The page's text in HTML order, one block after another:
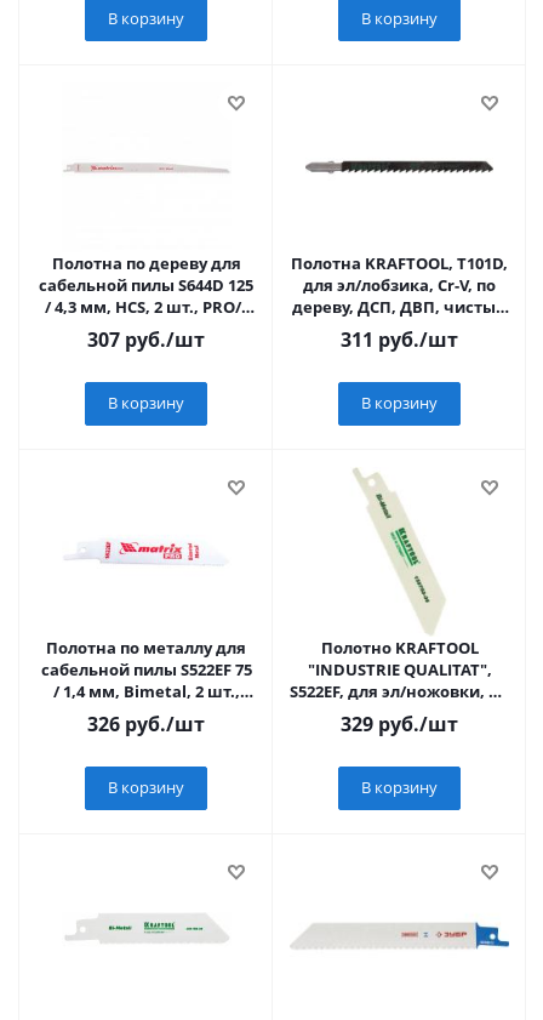
В корзину В корзину
Полотна по дереву для
сабельной пилы S644D 125
/ 4,3 мм, HCS, 2 шт., PRO//
Matrix
307 руб./шт
В корзину
Полотна KRAFTOOL, T101D,
для эл/лобзика, Cr-V, по
дереву, ДСП, ДВП, чистый
рез, EU-хвост., шаг 4мм,
311 руб./шт
В корзину
Полотна по металлу для
сабельной пилы S522EF 75
/ 1,4 мм, Bimetal, 2 шт.,
PRO// Matrix
326 руб./шт
В корзину
Полотно KRAFTOOL
"INDUSTRIE QUALITAT",
S522EF, для эл/ножовки, Bi-
Metall, по металлу, шаг
1,4мм, 80м
329 руб./шт
В корзину